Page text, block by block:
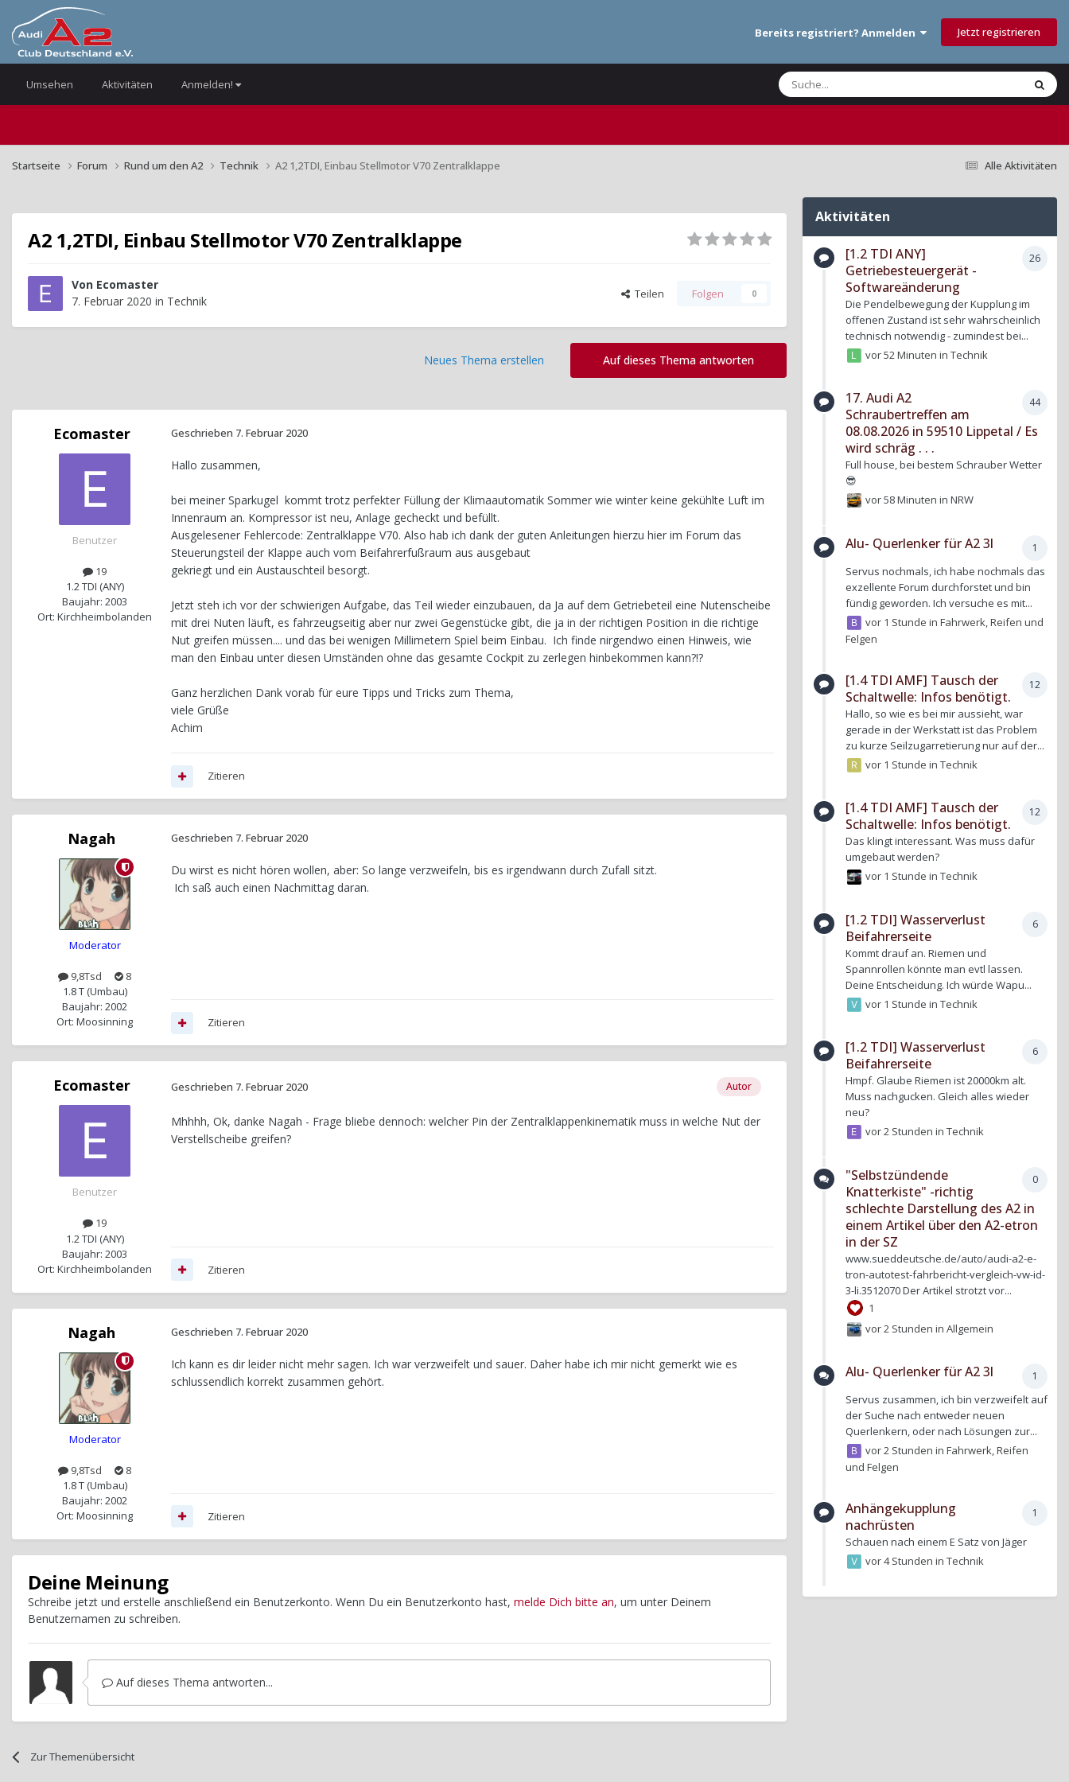
Bereits registriert? Anmelden Jetzt registrieren
Umsehen Aktivitäten Anmelden!
Alle Aktivitäten
Startseite Forum Rund um den A2 Technik A2 1,2TDI, Einbau Stellmotor V70 Zentralklappe
A2 1,2TDI, Einbau Stellmotor V70 Zentralklappe
Von Ecomaster
7. Februar 2020 in Technik Teilen Folgen 0
Auf dieses Thema antworten
Neues Thema erstellen
Ecomaster
Benutzer
19
1.2 TDI (ANY)
Baujahr: 2003
Ort: Kirchheimbolanden
Geschrieben 7. Februar 2020
Hallo zusammen,
bei meiner Sparkugel kommt trotz perfekter Füllung der Klimaautomatik Sommer wie winter keine gekühlte Luft im
Innenraum an. Kompressor ist neu, Anlage gecheckt und befüllt.
Ausgelesener Fehlercode: Zentralklappe V70. Also hab ich dank der guten Anleitungen hierzu hier im Forum das
Steuerungsteil der Klappe auch vom Beifahrerfußraum aus ausgebaut
gekriegt und ein Austauschteil besorgt.
Jetzt steh ich vor der schwierigen Aufgabe, das Teil wieder einzubauen, da Ja auf dem Getriebeteil eine Nutenscheibe
mit drei Nuten läuft, es fahrzeugseitig aber nur zwei Gegenstücke gibt, die ja in der richtigen Position in die richtige
Nut greifen müssen.... und das bei wenigen Millimetern Spiel beim Einbau. Ich finde nirgendwo einen Hinweis, wie
man den Einbau unter diesen Umständen ohne das gesamte Cockpit zu zerlegen hinbekommen kann?!?
Ganz herzlichen Dank vorab für eure Tipps und Tricks zum Thema,
viele Grüße
Achim
Zitieren
Nagah
Moderator
9,8Tsd
8
1.8 T (Umbau)
Baujahr: 2002
Ort: Moosinning
Geschrieben 7. Februar 2020
Du wirst es nicht hören wollen, aber: So lange verzweifeln, bis es irgendwann durch Zufall sitzt.
Ich saß auch einen Nachmittag daran.
Zitieren
Ecomaster
Benutzer
19
1.2 TDI (ANY)
Baujahr: 2003
Ort: Kirchheimbolanden
Autor
Geschrieben 7. Februar 2020
Mhhhh, Ok, danke Nagah - Frage bliebe dennoch: welcher Pin der Zentralklappenkinematik muss in welche Nut der
Verstellscheibe greifen?
Zitieren
Nagah
Moderator
9,8Tsd
8
1.8 T (Umbau)
Baujahr: 2002
Ort: Moosinning
Geschrieben 7. Februar 2020
Ich kann es dir leider nicht mehr sagen. Ich war verzweifelt und sauer. Daher habe ich mir nicht gemerkt wie es
schlussendlich korrekt zusammen gehört.
Zitieren
Deine Meinung
Schreibe jetzt und erstelle anschließend ein Benutzerkonto. Wenn Du ein Benutzerkonto hast, melde Dich bitte an, um unter Deinem
Benutzernamen zu schreiben.
Auf dieses Thema antworten...
Zur Themenübersicht
Aktivitäten
26
[1.2 TDI ANY]
Getriebesteuergerät -
Softwareänderung
Die Pendelbewegung der Kupplung im
offenen Zustand ist sehr wahrscheinlich
technisch notwendig - zumindest bei...
vor 52 MinuteninTechnik
44
17. Audi A2
Schraubertreffen am
08.08.2026 in 59510 Lippetal / Es
wird schräg . . .
Full house, bei bestem Schrauber Wetter
😎
vor 58 MinuteninNRW
1
Alu- Querlenker für A2 3l
Servus nochmals, ich habe nochmals das
exzellente Forum durchforstet und bin
fündig geworden. Ich versuche es mit...
vor 1 Stunde inFahrwerk, Reifen und
Felgen
12
[1.4 TDI AMF] Tausch der
Schaltwelle: Infos benötigt.
Hallo, so wie es bei mir aussieht, war
gerade in der Werkstatt ist das Problem
zu kurze Seilzugarretierung nur auf der...
vor 1 Stunde inTechnik
12
[1.4 TDI AMF] Tausch der
Schaltwelle: Infos benötigt.
Das klingt interessant. Was muss dafür
umgebaut werden?
vor 1 Stunde inTechnik
6
[1.2 TDI] Wasserverlust
Beifahrerseite
Kommt drauf an. Riemen und
Spannrollen könnte man evtl lassen.
Deine Entscheidung. Ich würde Wapu...
vor 1 Stunde inTechnik
6
[1.2 TDI] Wasserverlust
Beifahrerseite
Hmpf. Glaube Riemen ist 20000km alt.
Muss nachgucken. Gleich alles wieder
neu?
vor 2 Stunden inTechnik
0
"Selbstzündende
Knatterkiste" -richtig
schlechte Darstellung des A2 in
einem Artikel über den A2-etron
in der SZ
www.sueddeutsche.de/auto/audi-a2-e-
tron-autotest-fahrbericht-vergleich-vw-id-
3-li.3512070 Der Artikel strotzt vor...
1
vor 2 Stunden inAllgemein
1
Alu- Querlenker für A2 3l
Servus zusammen, ich bin verzweifelt auf
der Suche nach entweder neuen
Querlenkern, oder nach Lösungen zur...
vor 2 Stunden inFahrwerk, Reifen
und Felgen
1
Anhängekupplung
nachrüsten
Schauen nach einem E Satz von Jäger
vor 4 Stunden inTechnik